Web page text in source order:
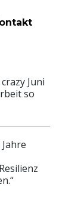
Juni
so